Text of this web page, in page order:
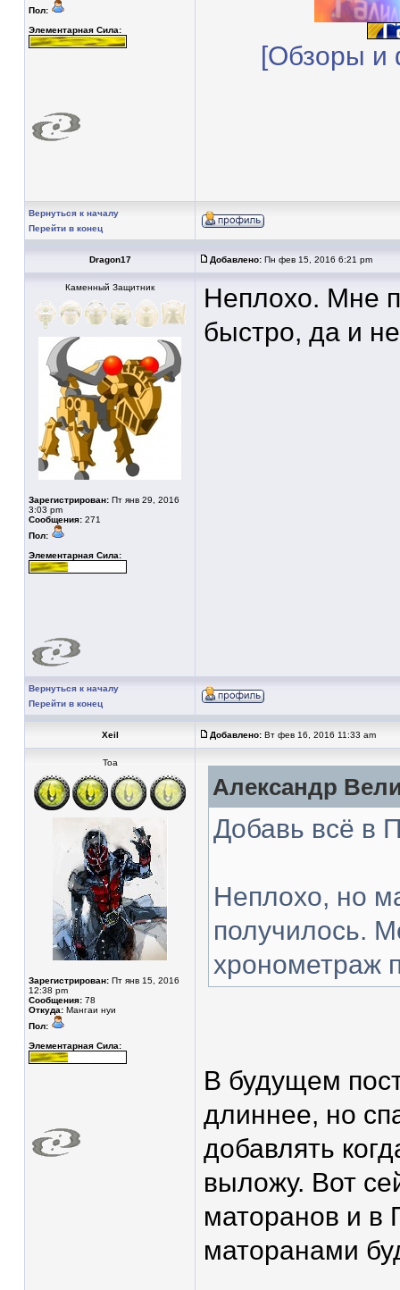
Пол:
Элементарная Сила:
[Обзоры и
Вернуться к началу
Перейти в конец
Dragon17 Добавлено: Пн фев 15, 2016 6:21 pm
Каменный Защитник
Зарегистрирован: Пт янв 29, 2016
3:03 pm
Сообщения: 271
Пол:
Элементарная Сила:
Неплохо. Мне
быстро, да и
Вернуться к началу
Перейти в конец
Xeil Добавлено: Вт фев 16, 2016 11:33 am
Тоа
Зарегистрирован: Пт янв 15, 2016
12:38 pm
Сообщения: 78
Откуда: Мангаи нуи
Пол:
Элементарная Сила:
Александр
Добавь всё в
Неплохо, но
получилось.
хронометраж
В будущем
длиннее, но
добавлять
выложу. Вот
маторанов и в
маторанами